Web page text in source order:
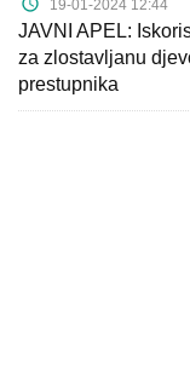
19-01-2024 12:44
JAVNI APEL:
za zlostavljanu
prestupnika